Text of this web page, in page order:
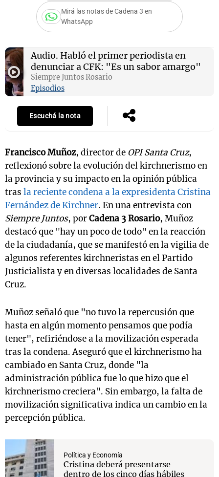
Mirá las notas de Cadena 3 en
WhatsApp
Audio. Habló el primer periodista en
denunciar a CFK: "Es un sabor amargo"
Siempre Juntos Rosario
Episodios
Escuchá la nota
Francisco Muñoz, director de OPI Santa Cruz,
reflexionó sobre la evolución del kirchnerismo en
la provincia y su impacto en la opinión pública
tras la reciente condena a la expresidenta Cristina
Fernández de Kirchner. En una entrevista con
Siempre Juntos, porCadena 3 Rosario, Muñoz
destacó que "hay un poco de todo" en la reacción
de la ciudadanía, que se manifestó en la vigilia de
algunos referentes kirchneristas en el Partido
Justicialista y en diversas localidades de Santa
Cruz.
Muñoz señaló que "no tuvo la repercusión que
hasta en algún momento pensamos que podía
tener", refiriéndose a la movilización esperada
tras la condena. Aseguró que el kirchnerismo ha
cambiado en Santa Cruz, donde "la
administración pública fue lo que hizo que el
kirchnerismo creciera". Sin embargo, la falta de
movilización significativa indica un cambio en la
percepción pública.
Política y Economía
Cristina deberá presentarse
dentro de los cinco días hábiles
Notas
Notas